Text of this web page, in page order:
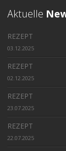
Aktuelle
REZEPT
03.12.2025
REZEPT
02.12.2025
REZEPT
23.07.2025
REZEPT
22.07.2025